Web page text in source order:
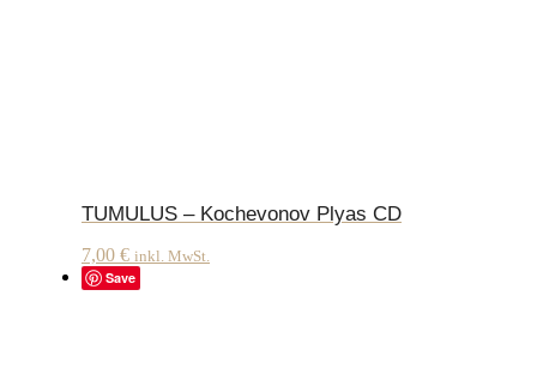
TUMULUS – Kochevonov Plyas CD
7,00 € inkl. MwSt.
Save